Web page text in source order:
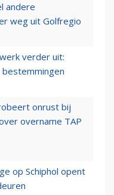
andere
weg uit Golfregio
verder uit:
onrust bij
overname TAP
op Schiphol opent